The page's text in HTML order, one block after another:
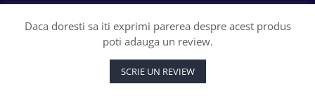
Daca doresti sa iti exprimi parerea despre acest produs
poti adauga un review.
SCRIE UN REVIEW